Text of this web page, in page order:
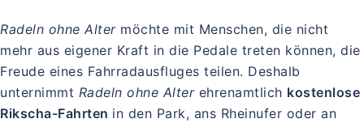
Radeln ohne Altermöchte mit Menschen, die nicht
mehr aus eigener Kraft in die Pedale treten können, die
Freude eines Fahrradausfluges teilen. Deshalb
unternimmt Radeln ohne Alterehrenamtlich kostenlose
Rikscha-Fahrten in den Park, ans Rheinufer oder an